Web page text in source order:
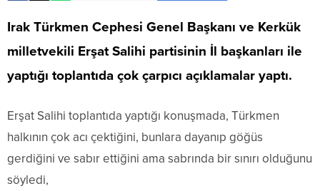
Irak Türkmen Cephesi Genel Başkanı ve Kerkük
milletvekili Erşat Salihi partisinin İl başkanları ile
yaptığı toplantıda çok çarpıcı açıklamalar yaptı.
Erşat Salihi toplantıda yaptığı konuşmada, Türkmen
halkının çok acı çektiğini, bunlara dayanıp göğüs
gerdiğini ve sabır ettiğini ama sabrında bir sınırı olduğunu
söyledi,